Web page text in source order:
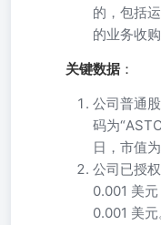
的，包括
的业务收
关键数据 ：
公司普通
码为
日，市值
公司已授
0.001 美
0.001 美元